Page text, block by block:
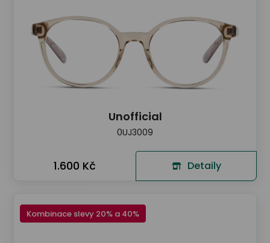
Unofficial
0UJ3009
1.600 Kč Detaily
Kombinace slevy 20% a 40%